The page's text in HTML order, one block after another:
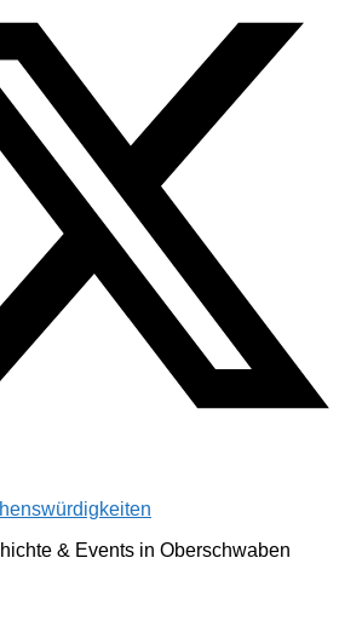
& Events in Oberschwaben